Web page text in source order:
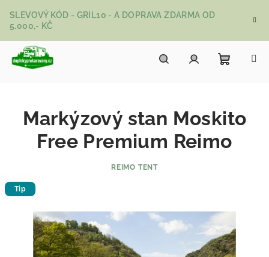
SLEVOVÝ KÓD - GRIL10 - A DOPRAVA ZDARMA OD
5.000,- KČ
Markýzový stan Moskito
Free Premium Reimo
REIMO TENT
Tip